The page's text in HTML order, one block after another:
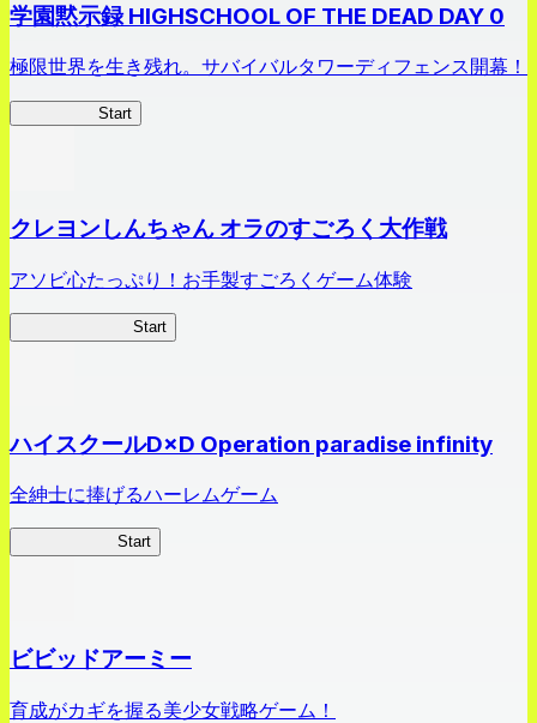
学園黙示録 HIGHSCHOOL OF THE DEAD DAY 0
極限世界を生き残れ。サバイバルタワーディフェンス開幕！
Start
クレヨンしんちゃん オラのすごろく大作戦
アソビ心たっぷり！お手製すごろくゲーム体験
Start
ハイスクールD×D Operation paradise infinity
全紳士に捧げるハーレムゲーム
Start
ビビッドアーミー
育成がカギを握る美少女戦略ゲーム！